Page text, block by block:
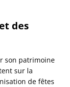
des
son patrimoine
sur la
de fêtes